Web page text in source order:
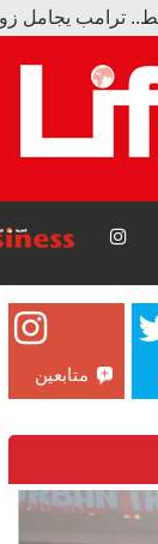
متابعين